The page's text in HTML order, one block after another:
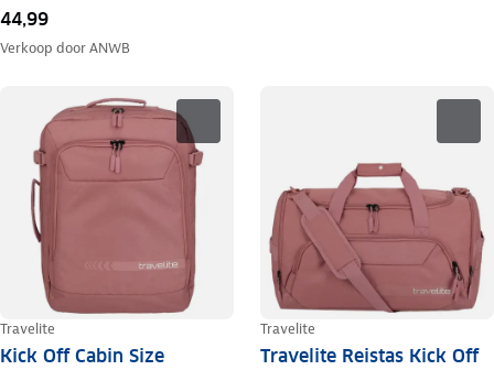
44,99
Verkoop doorANWB
Travelite
Kick Off Cabin Size
Travelite
Travelite Reistas Kick Off